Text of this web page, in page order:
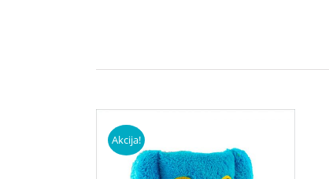
Akcija!